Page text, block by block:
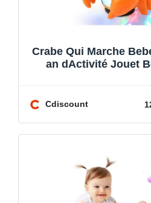
Crabe Qui Marche
an dActivité Jouet Bebe 3 6 12 Mois
Cdiscount